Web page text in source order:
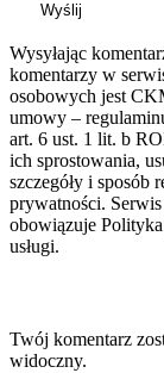
Wyślij
Wysyłając
komentarzy w
osobowych jest
umowy –
art. 6 ust. 1 lit. b
ich sprostowania,
szczegóły i sposób
prywatności.
obowiązuje
usługi.
Twój komentarz
widoczny.